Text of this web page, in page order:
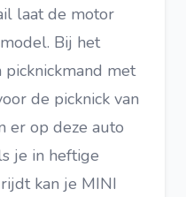
laat de motor
Bij het
met
de picknick van
er op deze auto
je in heftige
kan je MINI